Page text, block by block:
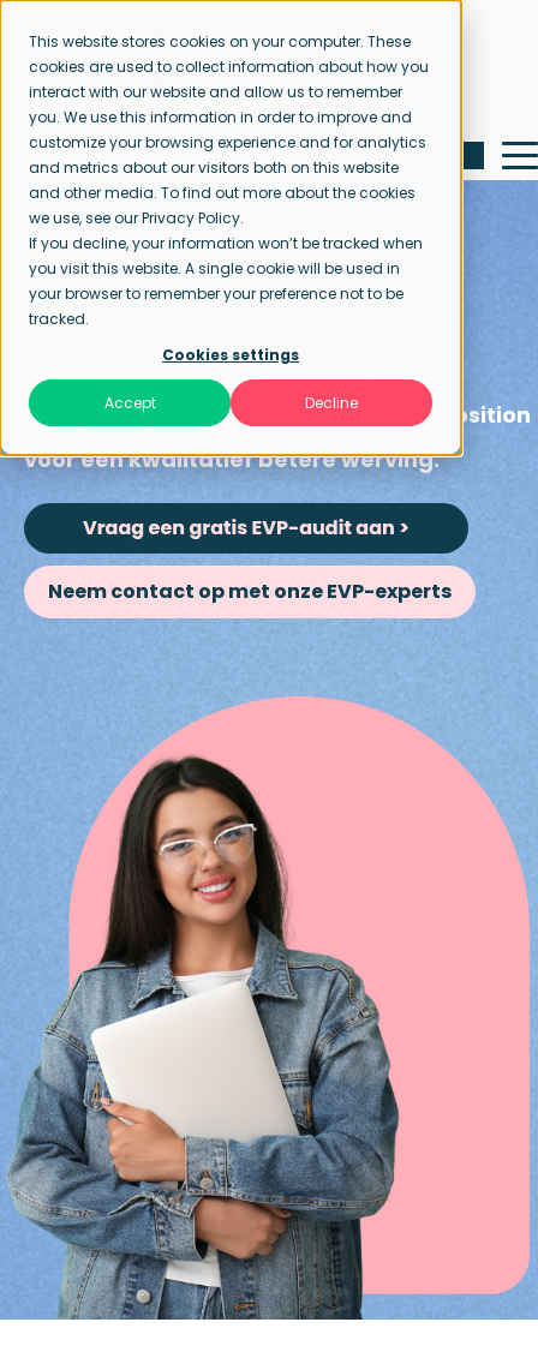
This website stores cookies on your computer. These
cookies are used to collect information about how you
interact with our website and allow us to remember
you. We use this information in order to improve and
customize your browsing experience and for analytics
and metrics about our visitors both on this website
and other media. To find out more about the cookies
we use, see our Privacy Policy.
If you decline, your information won’t be tracked when
you visit this website. A single cookie will be used in
your browser to remember your preference not to be
tracked.
Cookies settings
Accept Decline
Startpagina Employee Value Proposition
Uw employee value
proposition
Een krachtigere employee value proposition
voor een kwalitatief betere werving.
Neem contact op met onze EVP-experts